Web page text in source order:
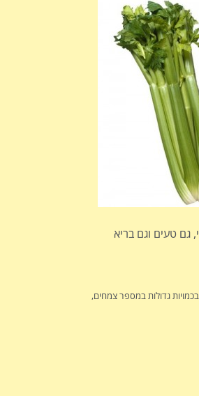
גם טעים וגם בריא